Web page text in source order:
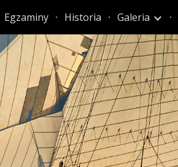
Skip to navigation
Egzaminy Historia Galeria